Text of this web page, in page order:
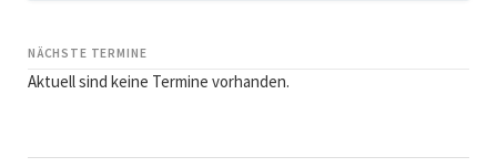
NÄCHSTE TERMINE
Aktuell sind keine Termine vorhanden.